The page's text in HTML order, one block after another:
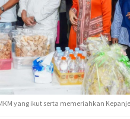
yang ikut serta memeriahkan